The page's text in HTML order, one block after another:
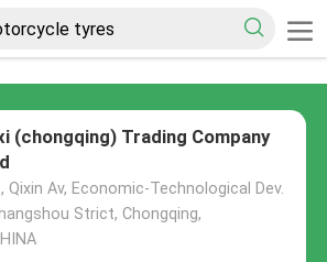
(chongqing) Trading Company
Qixin Av, Economic-Technological Dev.
Strict, Chongqing,